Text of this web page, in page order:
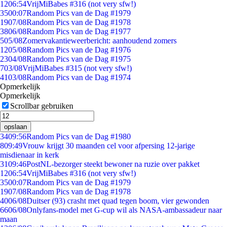
1206:54VrijMiBabes #316 (not very sfw!)
3500:07Random Pics van de Dag #1979
1907/08Random Pics van de Dag #1978
3806/08Random Pics van de Dag #1977
505/08Zomervakantieweerbericht: aanhoudend zomers
1205/08Random Pics van de Dag #1976
2304/08Random Pics van de Dag #1975
703/08VrijMiBabes #315 (not very sfw!)
4103/08Random Pics van de Dag #1974
Opmerkelijk
Opmerkelijk
Scrollbar gebruiken
opslaan
3409:56Random Pics van de Dag #1980
809:49Vrouw krijgt 30 maanden cel voor afpersing 12-jarige
misdienaar in kerk
3109:46PostNL-bezorger steekt bewoner na ruzie over pakket
1206:54VrijMiBabes #316 (not very sfw!)
3500:07Random Pics van de Dag #1979
1907/08Random Pics van de Dag #1978
4006/08Duitser (93) crasht met quad tegen boom, vier gewonden
6606/08Onlyfans-model met G-cup wil als NASA-ambassadeur naar
maan